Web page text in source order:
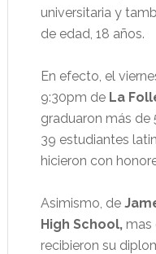
universitaria y
de edad, 18 años.
En efecto, el
9:30pm de La
graduaron más de
39 estudiantes
hicieron con
Asimismo, de
High School,mas
recibieron su